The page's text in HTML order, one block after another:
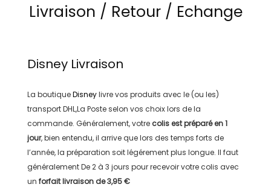
Livraison / Retour / Echange
DisneyLivraison
La boutiqueDisneylivre vos produits avec le (ou les)
transportDHL,La Posteselon vos choix lors de la
commande. Généralement, votre colis est préparé en1
jour, bien entendu, il arrive que lors des temps forts de
l’année, la préparation soit légérement plus longue. Il faut
généralementDe 2 à 3 jours pour recevoir votre colis avec
un forfait livraison de3,95 €